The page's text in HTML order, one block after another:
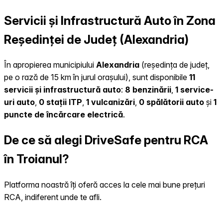
Servicii și Infrastructură Auto în Zona
Reședinței de Județ (Alexandria)
În apropierea municipiului Alexandria (reședința de județ,
pe o rază de 15 km în jurul orașului), sunt disponibile 11
servicii și infrastructură auto: 8 benzinării, 1 service-
uri auto, 0 stații ITP, 1 vulcanizări, 0 spălătorii auto și 1
puncte de încărcare electrică.
De ce să alegi DriveSafe pentru RCA
în Troianul?
Platforma noastră îți oferă acces la cele mai bune prețuri
RCA, indiferent unde te afli.